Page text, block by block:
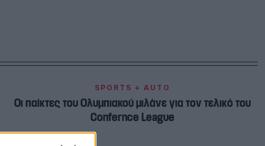
SPORTS + AUTO
Οι παίκτες του Ολυμπιακού μιλάνε για τον τελικό του
Confernce League